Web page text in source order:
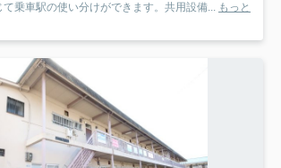
乗車駅の使い分けができます。共用設備... もっと